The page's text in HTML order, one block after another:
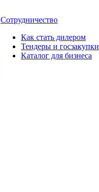
Сотрудничество
Как стать дилером
Тендеры и госзакупки
Каталог для бизнеса